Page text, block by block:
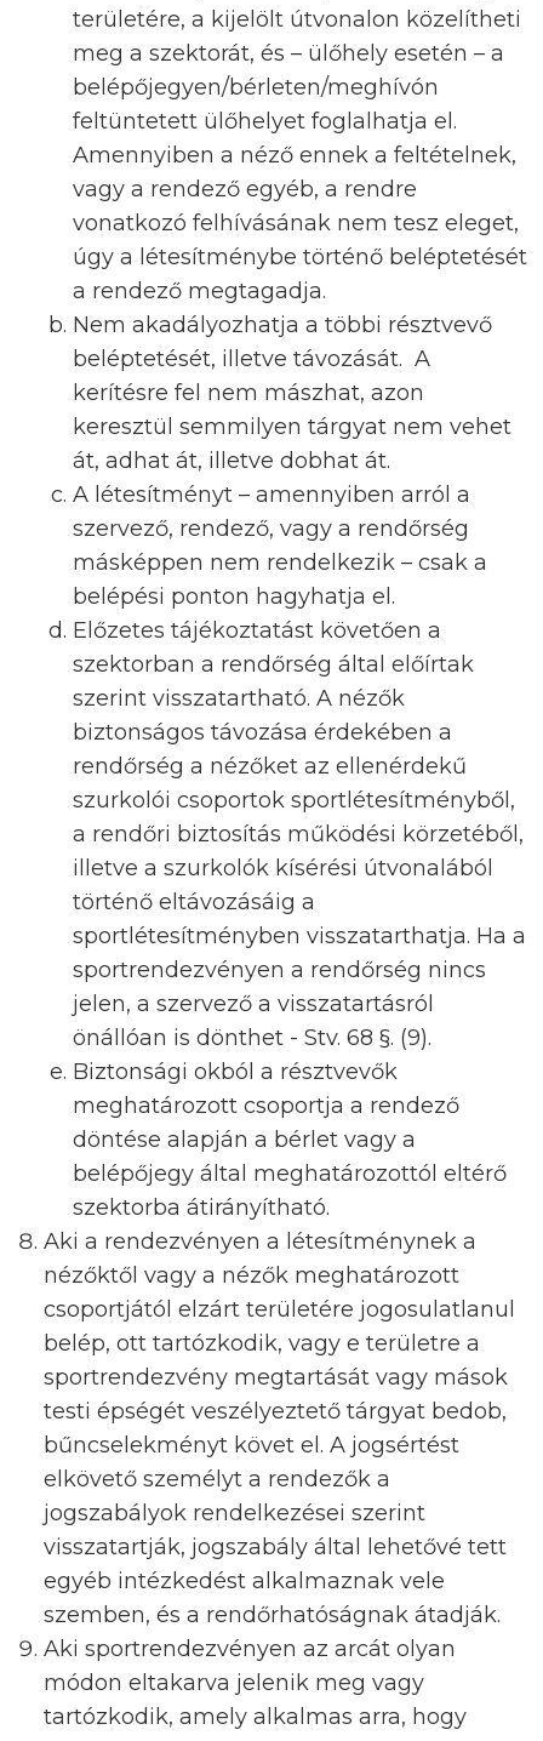
területére, a kijelölt útvonalon közelítheti
meg a szektorát, és – ülőhely esetén – a
belépőjegyen/bérleten/meghívón
feltüntetett ülőhelyet foglalhatja el.
Amennyiben a néző ennek a feltételnek,
vagy a rendező egyéb, a rendre
vonatkozó felhívásának nem tesz eleget,
úgy a létesítménybe történő beléptetését
a rendező megtagadja.
Nem akadályozhatja a többi résztvevő
beléptetését, illetve távozását. A
kerítésre fel nem mászhat, azon
keresztül semmilyen tárgyat nem vehet
át, adhat át, illetve dobhat át.
A létesítményt – amennyiben arról a
szervező, rendező, vagy a rendőrség
másképpen nem rendelkezik – csak a
belépési ponton hagyhatja el.
Előzetes tájékoztatást követően a
szektorban a rendőrség által előírtak
szerint visszatartható. A nézők
biztonságos távozása érdekében a
rendőrség a nézőket az ellenérdekű
szurkolói csoportok sportlétesítményből,
a rendőri biztosítás működési körzetéből,
illetve a szurkolók kísérési útvonalából
történő eltávozásáig a
sportlétesítményben visszatarthatja. Ha a
sportrendezvényen a rendőrség nincs
jelen, a szervező a visszatartásról
önállóan is dönthet - Stv. 68 §. (9).
Biztonsági okból a résztvevők
meghatározott csoportja a rendező
döntése alapján a bérlet vagy a
belépőjegy által meghatározottól eltérő
szektorba átirányítható.
Aki a rendezvényen a létesítménynek a
nézőktől vagy a nézők meghatározott
csoportjától elzárt területére jogosulatlanul
belép, ott tartózkodik, vagy e területre a
sportrendezvény megtartását vagy mások
testi épségét veszélyeztető tárgyat bedob,
bűncselekményt követ el. A jogsértést
elkövető személyt a rendezők a
jogszabályok rendelkezései szerint
visszatartják, jogszabály által lehetővé tett
egyéb intézkedést alkalmaznak vele
szemben, és a rendőrhatóságnak átadják.
Aki sportrendezvényen az arcát olyan
módon eltakarva jelenik meg vagy
tartózkodik, amely alkalmas arra, hogy